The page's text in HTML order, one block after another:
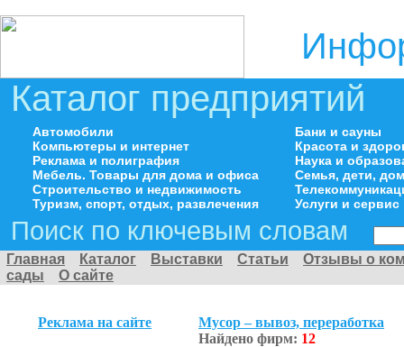
Каталог предприятий
Автомобили
Компьютеры и интернет
Реклама и полиграфия
Мебель. Товары для дома и офиса
Строительство и недвижимость
Туризм, спорт, отдых, развлечения
Бани и сауны
Красота и
Наука и
Семья, дети,
Услуги и сервис
Поиск по ключевым словам
Главная Каталог Выставки Статьи
Отзывы о
сады
О сайте
Реклама на сайте
Мусор – вывоз, переработка
Найдено фирм: 12